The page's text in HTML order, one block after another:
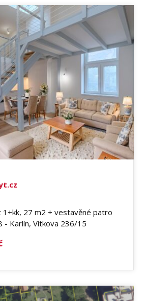
27 m2 + vestavěné patro
- Karlín, Vítkova 236/15